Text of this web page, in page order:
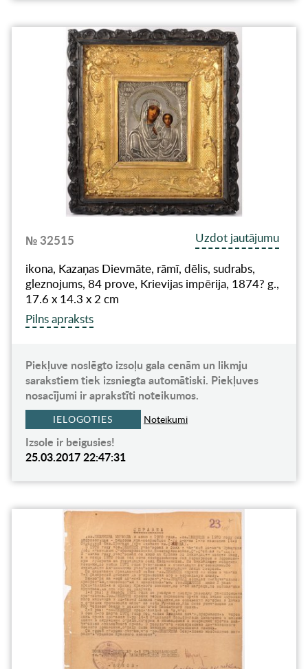
№ 32515
Uzdot jautājumu
ikona, Kazaņas Dievmāte, rāmī, dēlis, sudrabs,
gleznojums, 84 prove, Krievijas impērija, 1874? g.,
17.6 x 14.3 x 2 cm
Pilns apraksts
Piekļuve noslēgto izsoļu gala cenām un likmju
sarakstiem tiek izsniegta automātiski. Piekļuves
nosacījumi ir aprakstīti noteikumos.
IELOGOTIES Noteikumi
Izsole ir beigusies!
25.03.2017 22:47:31